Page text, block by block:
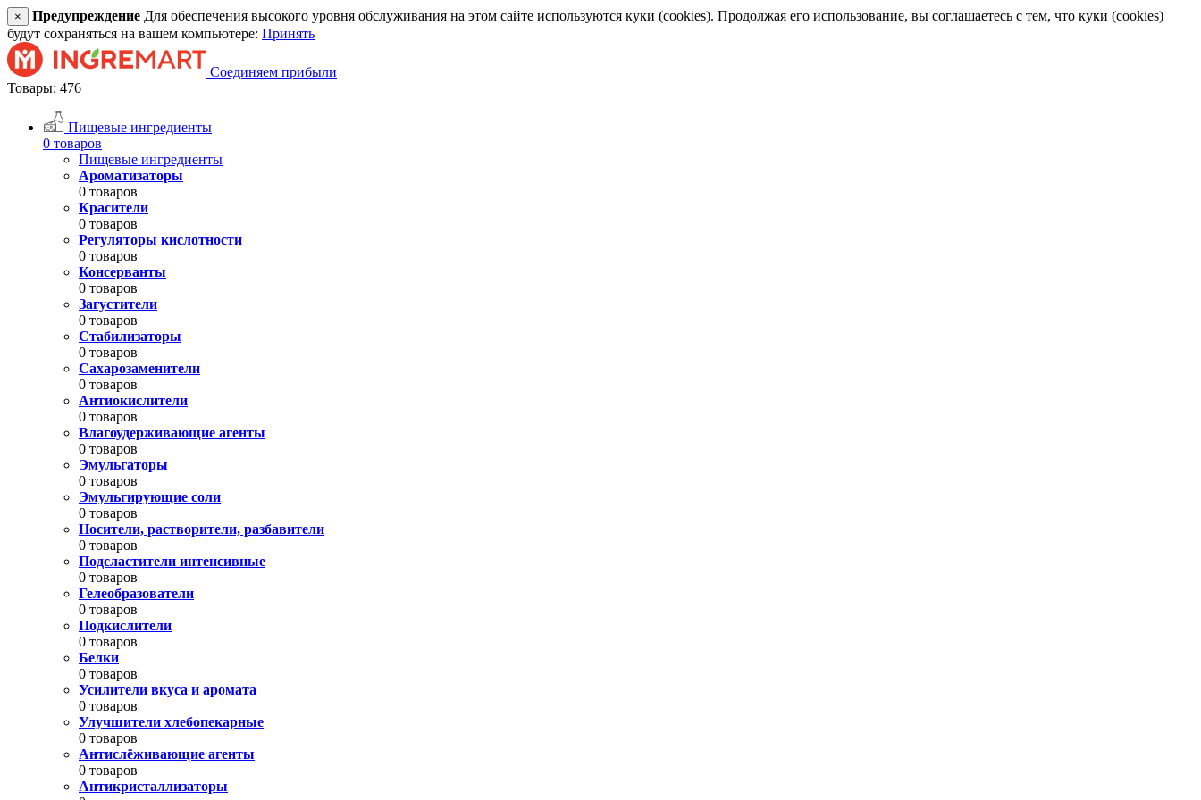
× Предупреждение Для обеспечения высокого уровня обслуживания на этом сайте используются куки (cookies). Продолжая его использование, вы соглашаетесь с тем, что куки (cookies)
будут сохраняться на вашем компьютере: Принять
Соединяем прибыли
Товары: 476
Пищевые ингредиенты
0 товаров
Пищевые ингредиенты
Ароматизаторы
0 товаров
Красители
0 товаров
Регуляторы кислотности
0 товаров
Консерванты
0 товаров
Загустители
0 товаров
Стабилизаторы
0 товаров
Сахарозаменители
0 товаров
Антиокислители
0 товаров
Влагоудерживающие агенты
0 товаров
Эмульгаторы
0 товаров
Эмульгирующие соли
0 товаров
Носители, растворители, разбавители
0 товаров
Подсластители интенсивные
0 товаров
Гелеобразователи
0 товаров
Подкислители
0 товаров
Белки
0 товаров
Усилители вкуса и аромата
0 товаров
Улучшители хлебопекарные
0 товаров
Антислёживающие агенты
0 товаров
Антикристаллизаторы